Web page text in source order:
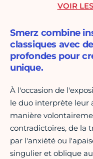
Smerz combine
classiques avec
profondes pour
unique.
À l'occasion de
le duo interprète leur
manière
contradictoires, de la
par l'anxiété ou
singulier et oblique
VOIR